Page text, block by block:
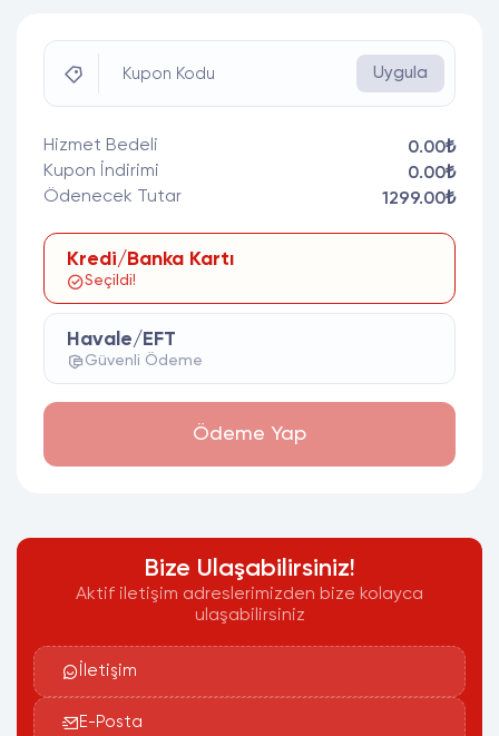
Kupon Kodu Uygula
Hizmet Bedeli
0.00₺
Kupon İndirimi
0.00₺
Ödenecek Tutar
1299.00₺
Kredi/Banka Kartı
Seçildi!
Havale/EFT
Güvenli Ödeme
Ödeme Yap
Bize Ulaşabilirsiniz!
Aktif iletişim adreslerimizden bize kolayca
ulaşabilirsiniz
İletişim
E-Posta